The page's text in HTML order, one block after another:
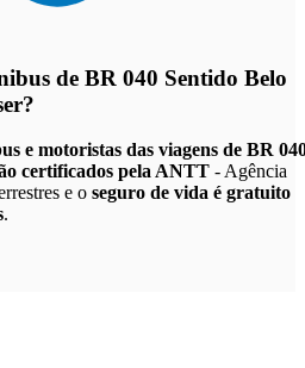
de BR 040 Sentido Belo
e motoristas das viagens de BR
certificados pela ANTT - Agência
e o seguro de vida é gratuito
.